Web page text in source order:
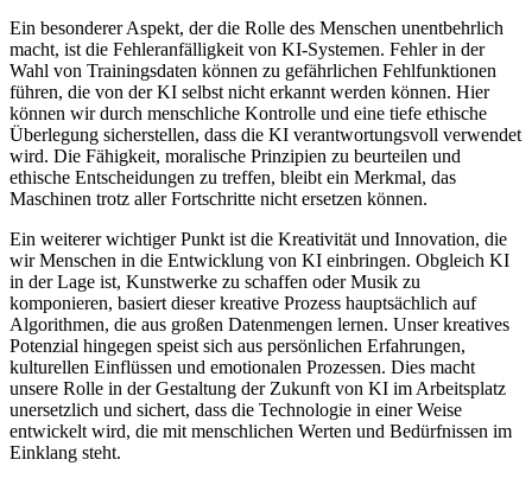
Ein besonderer Aspekt, der die Rolle des Menschen unentbehrlich
macht, ist die Fehleranfälligkeit von KI-Systemen. Fehler in der
Wahl von Trainingsdaten können zu gefährlichen Fehlfunktionen
führen, die von der KI selbst nicht erkannt werden können. Hier
können wir durch menschliche Kontrolle und eine tiefe ethische
Überlegung sicherstellen, dass die KI verantwortungsvoll verwendet
wird. Die Fähigkeit, moralische Prinzipien zu beurteilen und
ethische Entscheidungen zu treffen, bleibt ein Merkmal, das
Maschinen trotz aller Fortschritte nicht ersetzen können.
Ein weiterer wichtiger Punkt ist die Kreativität und Innovation, die
wir Menschen in die Entwicklung von KI einbringen. Obgleich KI
in der Lage ist, Kunstwerke zu schaffen oder Musik zu
komponieren, basiert dieser kreative Prozess hauptsächlich auf
Algorithmen, die aus großen Datenmengen lernen. Unser kreatives
Potenzial hingegen speist sich aus persönlichen Erfahrungen,
kulturellen Einflüssen und emotionalen Prozessen. Dies macht
unsere Rolle in der Gestaltung der Zukunft von KI im Arbeitsplatz
unersetzlich und sichert, dass die Technologie in einer Weise
entwickelt wird, die mit menschlichen Werten und Bedürfnissen im
Einklang steht.